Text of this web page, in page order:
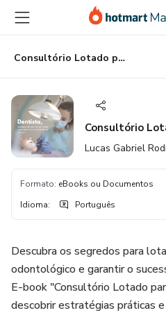
para
conteúdo
principal
para
pagamento
para
rodapé
Consultório Lotado para Dentistas
Consultório
Lucas Gabriel
Formato: eBooks ou Documentos
Idioma: Português
Descubra os segredos para
odontológico e garantir o
E-book "Consultório Lotado
descobrir estratégias práticas